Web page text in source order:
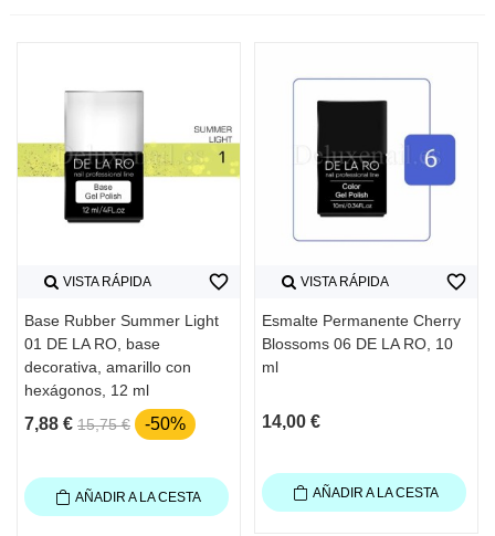
VISTA RÁPIDA
Base Rubber Summer Light
01 DE LA RO, base
decorativa, amarillo con
hexágonos, 12 ml
7,88 € 15,75 € -50%
favorite_border
AÑADIR A LA CESTA
VISTA RÁPIDA
Esmalte Permanente Cherry
Blossoms 06 DE LA RO, 10
ml
14,00 €
favorite_border
AÑADIR A LA CESTA